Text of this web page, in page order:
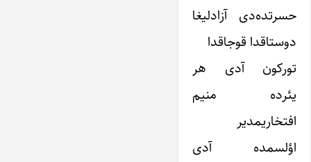
حسرتده‌دی آزادلیغا
دوستاقدا قوجاقدا
تورکون آدی هر
یئرده منیم
افتخاریمدیر
اؤلسمده آدی